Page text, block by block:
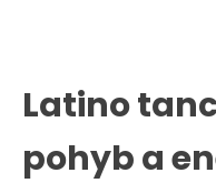
Latino
pohyb a